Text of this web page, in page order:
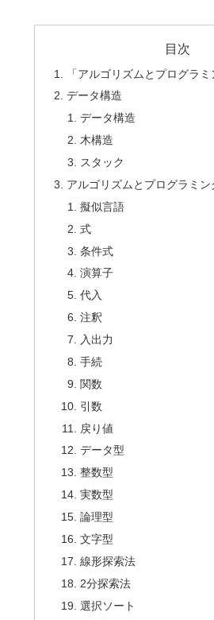
目次
「アルゴリズムとプログラ
データ構造
データ構造
木構造
スタック
アルゴリズムとプログラミン
擬似言語
式
条件式
演算子
代入
注釈
入出力
手続
関数
引数
戻り値
データ型
整数型
実数型
論理型
文字型
線形探索法
2分探索法
選択ソート